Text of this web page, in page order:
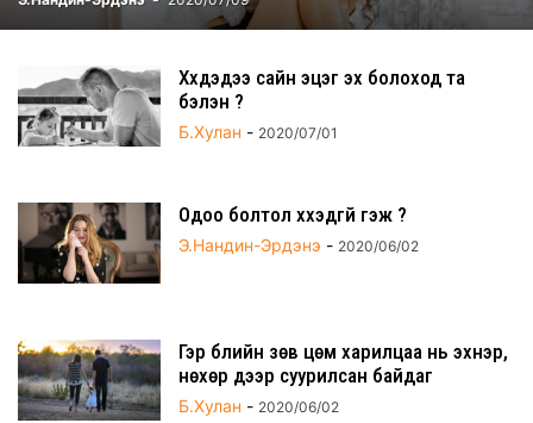
Хүүхдэдээ сайн эцэг эх болоход та
бэлэн үү?
Б.Хулан - 2020/07/01
Одоо болтол хүүхэдгүй гэж үү?
Э.Нандин-Эрдэнэ - 2020/06/02
Гэр бүлийн зөв цөм харилцаа нь эхнэр,
нөхөр дээр суурилсан байдаг
Б.Хулан - 2020/06/02